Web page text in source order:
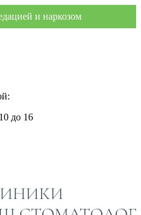
и наркозом
до 16